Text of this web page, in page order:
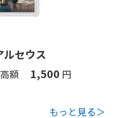
ルセウス
額 1,500 円
もっと見る＞